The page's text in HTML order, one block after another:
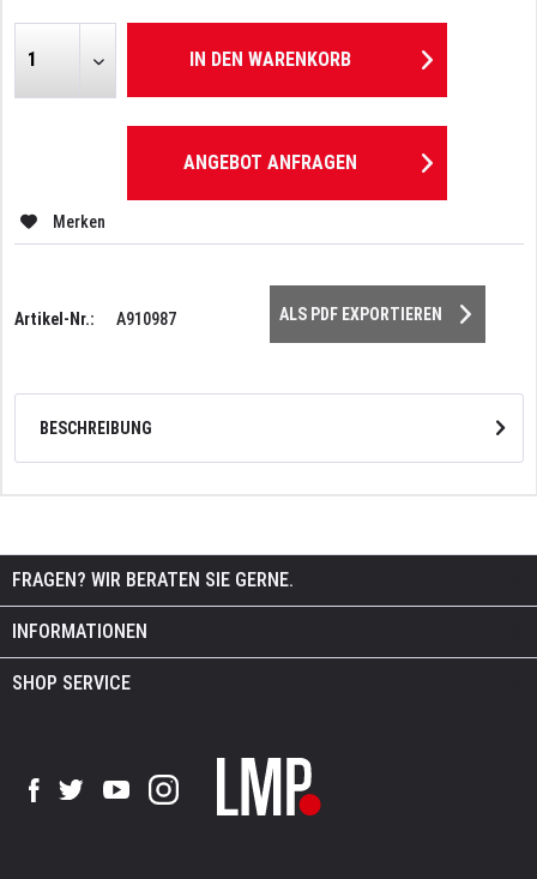
IN DEN WARENKORB
ANGEBOT ANFRAGEN
Merken
Artikel-Nr.: A910987 ALS PDF EXPORTIEREN
BESCHREIBUNG
FRAGEN? WIR BERATEN SIE GERNE.
INFORMATIONEN
SHOP SERVICE